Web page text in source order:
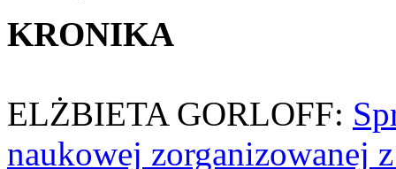
KRONIKA
ELŻBIETA GORLOFF:
naukowej zorganizowanej